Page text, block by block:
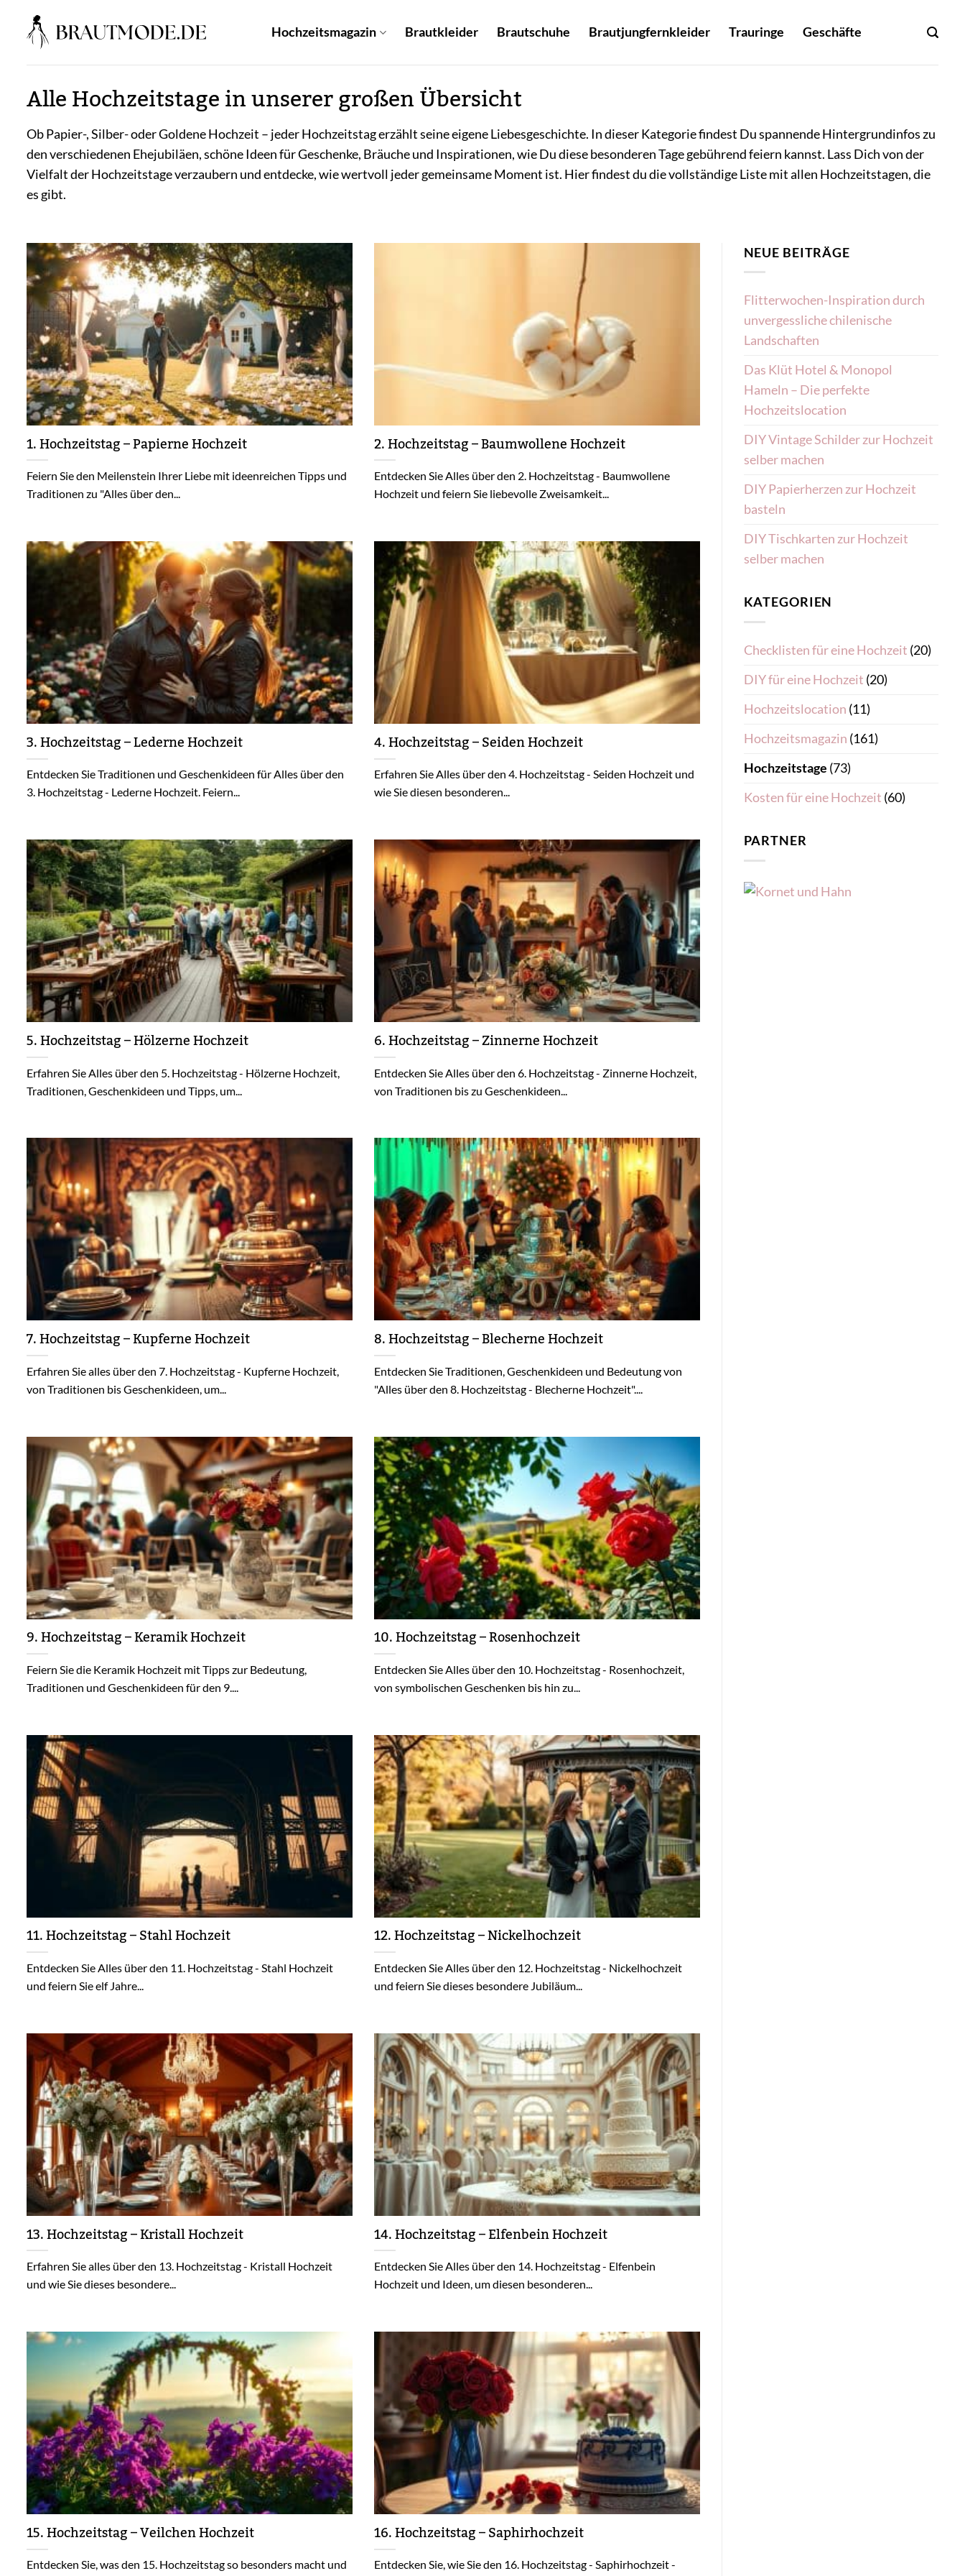
Inhalt
springen
Hochzeitsmagazin Brautkleider Brautschuhe Brautjungfernkleider Trauringe Geschäfte
Alle Hochzeitstage in unserer großen Übersicht
Ob Papier-, Silber- oder Goldene Hochzeit – jeder Hochzeitstag erzählt seine eigene Liebesgeschichte. In dieser Kategorie findest Du spannende Hintergrundinfos zu
den verschiedenen Ehejubiläen, schöne Ideen für Geschenke, Bräuche und Inspirationen, wie Du diese besonderen Tage gebührend feiern kannst. Lass Dich von der
Vielfalt der Hochzeitstage verzaubern und entdecke, wie wertvoll jeder gemeinsame Moment ist. Hier findest du die vollständige Liste mit allen Hochzeitstagen, die
es gibt.
1. Hochzeitstag – Papierne Hochzeit
Feiern Sie den Meilenstein Ihrer Liebe mit ideenreichen Tipps und
Traditionen zu "Alles über den...
2. Hochzeitstag – Baumwollene Hochzeit
Entdecken Sie Alles über den 2. Hochzeitstag - Baumwollene
Hochzeit und feiern Sie liebevolle Zweisamkeit...
3. Hochzeitstag – Lederne Hochzeit
Entdecken Sie Traditionen und Geschenkideen für Alles über den
3. Hochzeitstag - Lederne Hochzeit. Feiern...
4. Hochzeitstag – Seiden Hochzeit
Erfahren Sie Alles über den 4. Hochzeitstag - Seiden Hochzeit und
wie Sie diesen besonderen...
5. Hochzeitstag – Hölzerne Hochzeit
Erfahren Sie Alles über den 5. Hochzeitstag - Hölzerne Hochzeit,
Traditionen, Geschenkideen und Tipps, um...
6. Hochzeitstag – Zinnerne Hochzeit
Entdecken Sie Alles über den 6. Hochzeitstag - Zinnerne Hochzeit,
von Traditionen bis zu Geschenkideen...
7. Hochzeitstag – Kupferne Hochzeit
Erfahren Sie alles über den 7. Hochzeitstag - Kupferne Hochzeit,
von Traditionen bis Geschenkideen, um...
8. Hochzeitstag – Blecherne Hochzeit
Entdecken Sie Traditionen, Geschenkideen und Bedeutung von
"Alles über den 8. Hochzeitstag - Blecherne Hochzeit"....
9. Hochzeitstag – Keramik Hochzeit
Feiern Sie die Keramik Hochzeit mit Tipps zur Bedeutung,
Traditionen und Geschenkideen für den 9....
10. Hochzeitstag – Rosenhochzeit
Entdecken Sie Alles über den 10. Hochzeitstag - Rosenhochzeit,
von symbolischen Geschenken bis hin zu...
11. Hochzeitstag – Stahl Hochzeit
Entdecken Sie Alles über den 11. Hochzeitstag - Stahl Hochzeit
und feiern Sie elf Jahre...
12. Hochzeitstag – Nickelhochzeit
Entdecken Sie Alles über den 12. Hochzeitstag - Nickelhochzeit
und feiern Sie dieses besondere Jubiläum...
13. Hochzeitstag – Kristall Hochzeit
Erfahren Sie alles über den 13. Hochzeitstag - Kristall Hochzeit
und wie Sie dieses besondere...
14. Hochzeitstag – Elfenbein Hochzeit
Entdecken Sie Alles über den 14. Hochzeitstag - Elfenbein
Hochzeit und Ideen, um diesen besonderen...
15. Hochzeitstag – Veilchen Hochzeit
Entdecken Sie, was den 15. Hochzeitstag so besonders macht und
16. Hochzeitstag – Saphirhochzeit
Entdecken Sie, wie Sie den 16. Hochzeitstag - Saphirhochzeit -
NEUE BEITRÄGE
Flitterwochen-Inspiration durch
unvergessliche chilenische
Landschaften
Das Klüt Hotel & Monopol
Hameln – Die perfekte
Hochzeitslocation
DIY Vintage Schilder zur Hochzeit
selber machen
DIY Papierherzen zur Hochzeit
basteln
DIY Tischkarten zur Hochzeit
selber machen
KATEGORIEN
Checklisten für eine Hochzeit (20)
DIY für eine Hochzeit (20)
Hochzeitslocation (11)
Hochzeitsmagazin (161)
Hochzeitstage (73)
Kosten für eine Hochzeit (60)
PARTNER